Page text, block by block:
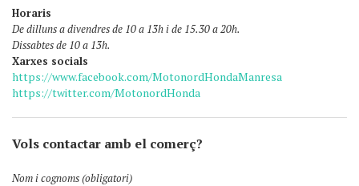
Horaris
De dilluns a divendres de 10 a 13h i de 15.30 a 20h.
Dissabtes de 10 a 13h.
Xarxes socials
https://www.facebook.com/MotonordHondaManresa
https://twitter.com/MotonordHonda
Vols contactar amb el comerç?
Nom i cognoms (obligatori)